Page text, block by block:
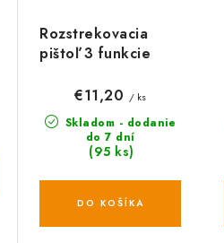
Rozstrekovacia
pištoľ 3 funkcie
EN9T, WHITE LINE
Skladom - dodanie
do 7 dní
(95 ks)
€11,20 / ks
DO KOŠÍKA